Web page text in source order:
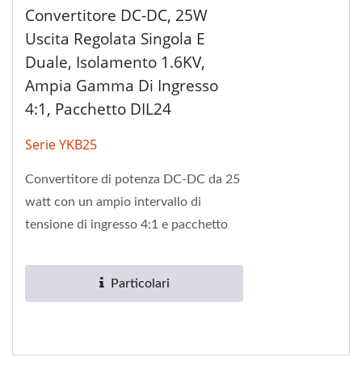
Convertitore DC-DC, 25W
Uscita Regolata Singola E
Duale, Isolamento 1.6KV,
Ampia Gamma Di Ingresso
4:1, Pacchetto DIL24
Serie YKB25
Convertitore di potenza DC-DC da 25
watt con un ampio intervallo di
tensione di ingresso 4:1 e pacchetto
dell'ambiente operativo...
Particolari